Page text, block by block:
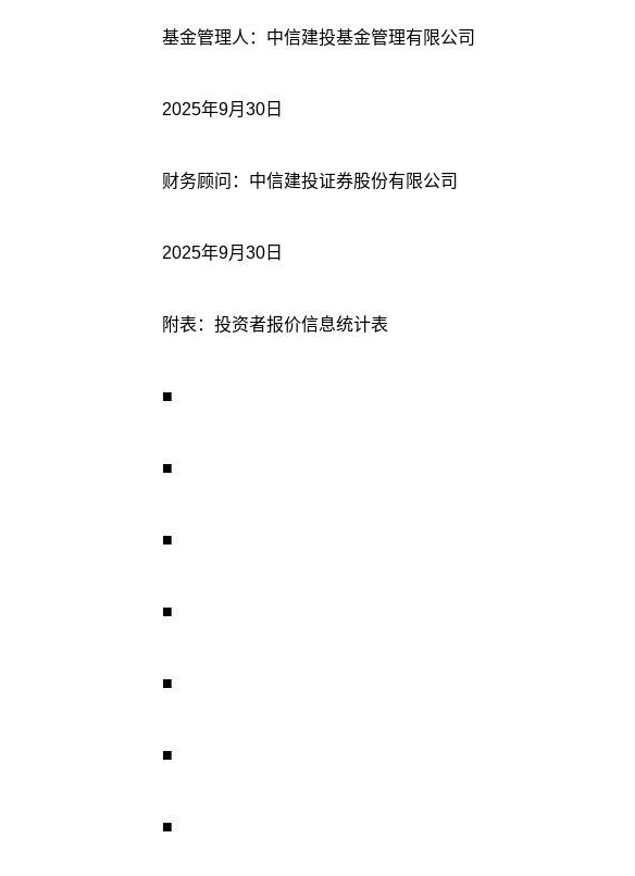
基金管理人：中信建投基金管理有限公司
2025年9月30日
财务顾问：中信建投证券股份有限公司
2025年9月30日
附表：投资者报价信息统计表
■
■
■
■
■
■
■